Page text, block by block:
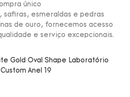
único
safiras, esmeraldas e pedras
de ouro, fornecemos acesso
e serviço excepcionais.